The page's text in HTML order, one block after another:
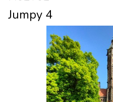
Jumpy 4